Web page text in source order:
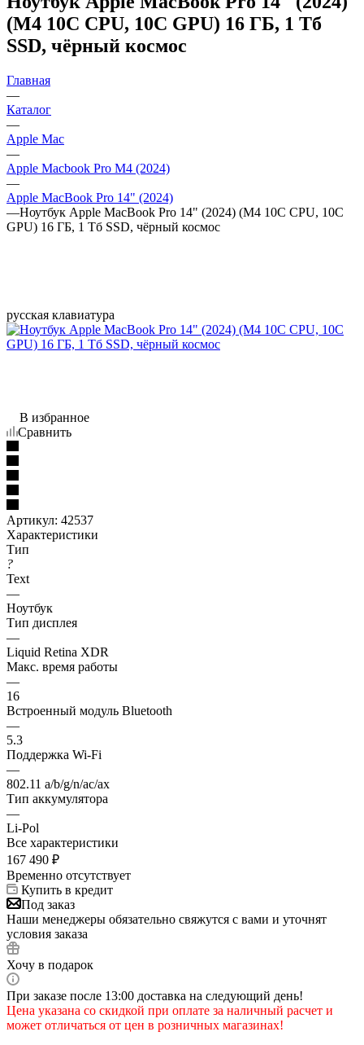
(M4 10C CPU, 10C GPU) 16 ГБ, 1 Тб
SSD, чёрный космос
Главная
—
Каталог
—
Apple Mac
—
Apple Macbook Pro M4 (2024)
—
Apple MacBook Pro 14" (2024)
—Ноутбук Apple MacBook Pro 14" (2024) (M4 10C CPU, 10C
GPU) 16 ГБ, 1 Тб SSD, чёрный космос
русская клавиатура
В избранное
Сравнить
Артикул: 42537
Характеристики
Тип
?
Text
—
Ноутбук
Тип дисплея
—
Liquid Retina XDR
Макс. время работы
—
16
Встроенный модуль Bluetooth
—
5.3
Поддержка Wi-Fi
—
802.11 a/b/g/n/ac/ax
Тип аккумулятора
—
Li-Pol
Все характеристики
167 490 ₽
Временно отсутствует
Купить в кредит
Под заказ
Наши менеджеры обязательно свяжутся с вами и уточнят
условия заказа
Хочу в подарок
При заказе после 13:00 доставка на следующий день!
Цена указана со скидкой при оплате за наличный расчет и
может отличаться от цен в розничных магазинах!